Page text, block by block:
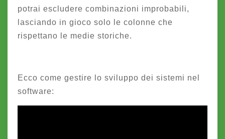
potrai escludere combinazioni improbabili,
lasciando in gioco solo le colonne che
rispettano le medie storiche.
Ecco come gestire lo sviluppo dei sistemi nel
software: